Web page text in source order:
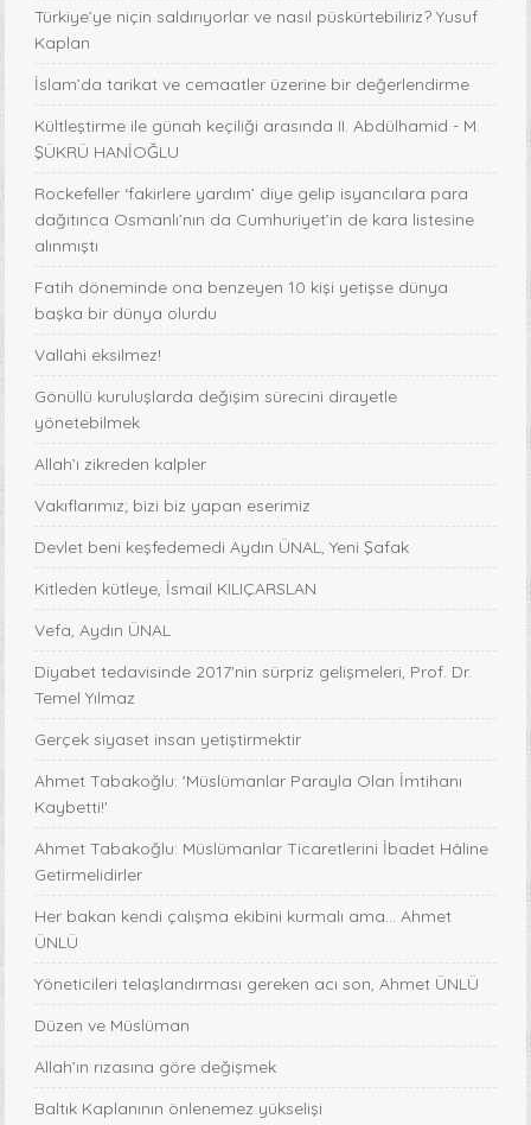
Türkiye’ye niçin saldırıyorlar ve nasıl püskürtebiliriz? Yusuf
Kaplan
İslam’da tarikat ve cemaatler üzerine bir değerlendirme
Kültleştirme ile günah keçiliği arasında II. Abdülhamid - M.
ŞÜKRÜ HANİOĞLU
Rockefeller ‘fakirlere yardım’ diye gelip isyancılara para
dağıtınca Osmanlı’nın da Cumhuriyet’in de kara listesine
alınmıştı
Fatih döneminde ona benzeyen 10 kişi yetişse dünya
başka bir dünya olurdu
Vallahi eksilmez!
Gönüllü kuruluşlarda değişim sürecini dirayetle
yönetebilmek
Allah’ı zikreden kalpler
Vakıflarımız; bizi biz yapan eserimiz
Devlet beni keşfedemedi Aydın ÜNAL, Yeni Şafak
Kitleden kütleye, İsmail KILIÇARSLAN
Vefa, Aydın ÜNAL
Diyabet tedavisinde 2017'nin sürpriz gelişmeleri, Prof. Dr.
Temel Yılmaz
Gerçek siyaset insan yetiştirmektir
Ahmet Tabakoğlu: 'Müslümanlar Parayla Olan İmtihanı
Kaybetti!'
Ahmet Tabakoğlu: Müslümanlar Ticaretlerini İbadet Hâline
Getirmelidirler
Her bakan kendi çalışma ekibini kurmalı ama… Ahmet
ÜNLÜ
Yöneticileri telaşlandırması gereken acı son, Ahmet ÜNLÜ
Düzen ve Müslüman
Allah’ın rızasına göre değişmek
Baltık Kaplanının önlenemez yükselişi